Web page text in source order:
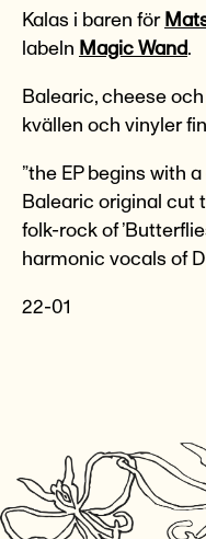
Kalas i baren för
labeln Magic Wand.
Balearic, cheese
kvällen och vinyler
”the EP begins with
Balearic original cut
folk-rock of
harmonic vocals of
22-01